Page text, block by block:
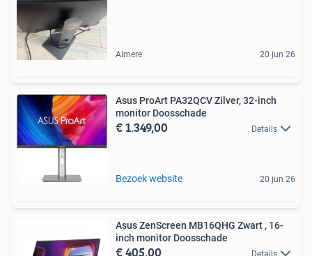
Almere 20 jun 26
Asus ProArt PA32QCV Zilver, 32-inch
monitor Doosschade
€ 1.349,00 Details
Bezoek website 20 jun 26
Asus ZenScreen MB16QHG Zwart , 16-
inch monitor Doosschade
€ 405,00 Details